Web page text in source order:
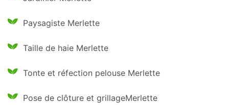
Paysagiste Merlette
Taille de haie Merlette
Tonte et réfection pelouse Merlette
Pose de clôture et grillageMerlette